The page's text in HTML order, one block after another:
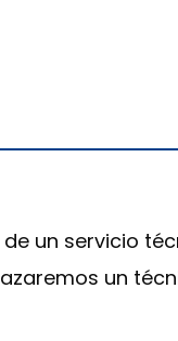
un servicio
un